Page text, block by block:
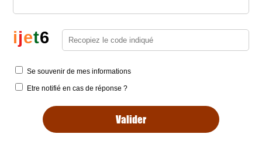
ijet6
Se souvenir de mes informations
Etre notifié en cas de réponse ?